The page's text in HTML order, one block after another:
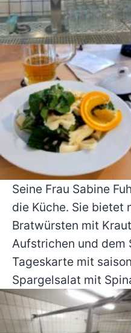
Seine Frau Sabine
die Küche. Sie bietet
Bratwürsten mit
Aufstrichen und dem
Tageskarte mit
Spargelsalat mit